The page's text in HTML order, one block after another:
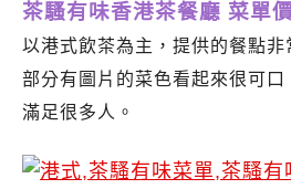
茶騷有味香港茶餐廳 菜單
以港式飲茶為主，提供的餐點非
部分有圖片的菜色看起來很可
滿足很多人。